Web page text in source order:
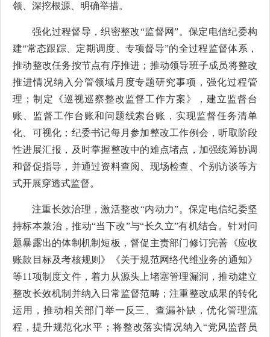
领、深挖根源、明确举措。
强化过程督导，织密整改“监督网”。保定电信纪委构
建“常态跟踪、定期调度、专项督导”的全过程监督体系，
推动整改任务按节点有序推进；推动领导班子成员将整改
推进情况纳入分管领域月度专题研究事项，强化过程管
理；制定《巡视巡察整改监督工作方案》，建立监督台
账、监督工作台账和问题线索台账，实现监督任务清单
化、可视化；纪委书记每月参加整改工作例会，听取阶段
性进展汇报，及时掌握整改中的难点堵点，加强统筹协调
和督促指导，并通过资料查阅、现场检查、个别访谈等方
式开展穿透式监督。
注重长效治理，激活整改“内动力”。保定电信纪委坚
持标本兼治，推动“当下改”与“长久立”有机结合。针对问
题暴露出的体制机制短板，督促主责部门修订完善《应收
账款目标及考核规则》《关于规范网络代维业务的通知》
等11项制度文件，着力从源头上堵塞管理漏洞，推动建立
整改长效机制并纳入日常监督范畴；注重整改成果的转化
运用，推动相关部门举一反三、查漏补缺，优化管理流
程，提升规范化水平；将整改落实情况纳入“党风监督员